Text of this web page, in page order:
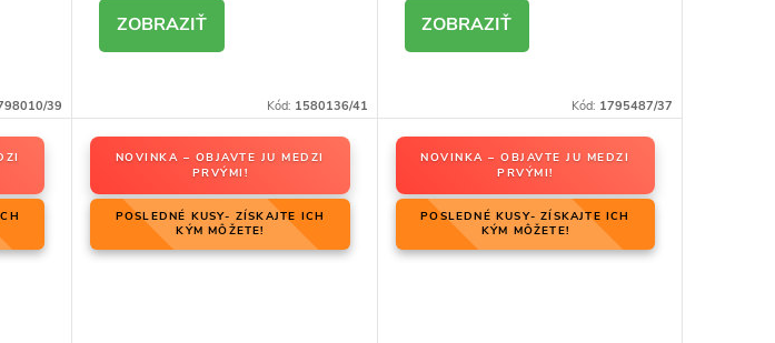
39 Kód: 1580136/41 Kód: 1795487/37
NOVINKA – OBJAVTE JU MEDZI
PRVÝMI!
POSLEDNÉ KUSY- ZÍSKAJTE ICH
KÝM MÔŽETE!
NOVINKA – OBJAVTE JU MEDZI
PRVÝMI!
POSLEDNÉ KUSY- ZÍSKAJTE ICH
KÝM MÔŽETE!